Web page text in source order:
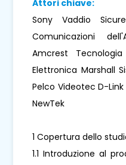
Attori chiave:
Sony Vaddio
Comunicazioni
Amcrest
Elettronica Marshall
Pelco Videotec D-Link
NewTek
1 Copertura dello
1.1 Introduzione al